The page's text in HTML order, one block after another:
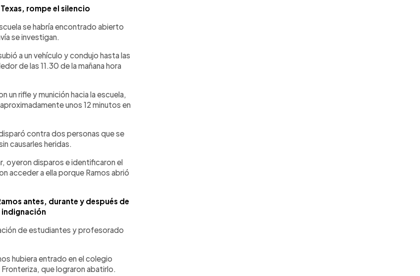
rompe el silencio
se habría encontrado abierto
se investigan.
a un vehículo y condujo hasta las
de las 11.30 de la mañana hora
un rifle y munición hacia la escuela,
unos 12 minutos en
contra dos personas que se
causarles heridas.
oyeron disparos e identificaron el
acceder a ella porque Ramos abrió
antes, durante y después de
indignación
de estudiantes y profesorado
hubiera entrado en el colegio
que lograron abatirlo.